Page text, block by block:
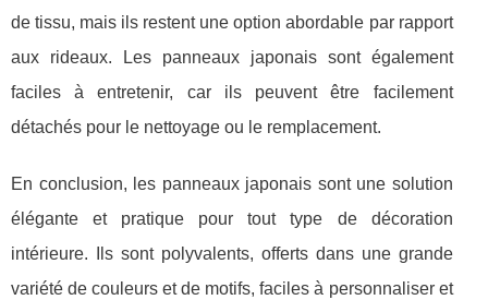
de tissu, mais ils restent une option abordable par rapport
aux rideaux. Les panneaux japonais sont également
faciles à entretenir, car ils peuvent être facilement
détachés pour le nettoyage ou le remplacement.
En conclusion, les panneaux japonais sont une solution
élégante et pratique pour tout type de décoration
intérieure. Ils sont polyvalents, offerts dans une grande
variété de couleurs et de motifs, faciles à personnaliser et